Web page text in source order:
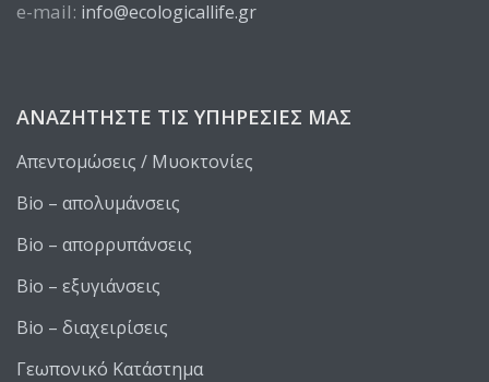
e-mail: info@ecologicallife.gr
ΑΝΑΖΗΤΉΣΤΕ ΤΙΣ ΥΠΗΡΕΣΊΕΣ ΜΑΣ
Απεντομώσεις / Μυοκτονίες
Bio – απολυμάνσεις
Bio – απορρυπάνσεις
Bio – εξυγιάνσεις
Bio – διαχειρίσεις
Γεωπονικό Κατάστημα